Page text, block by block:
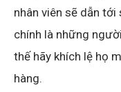
nhân viên sẽ dẫn tới
chính là những
thế hãy khích lệ họ
hàng.